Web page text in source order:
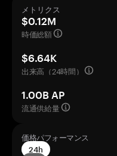
メトリクス
$0.12M
時価総額
$6.64K
出来高（24時間）
1.00B AP
流通供給量
価格パフォーマンス
24h